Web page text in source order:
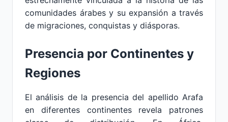
comunidades árabes y su expansión a través
de migraciones, conquistas y diásporas.
Presencia por Continentes y
Regiones
El análisis de la presencia del apellido Arafa
en diferentes continentes revela patrones